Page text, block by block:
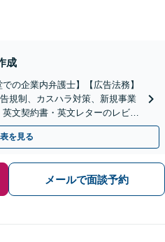
成
の企業内弁護士】【広告法務】
規制、カスハラ対策、新規事業
文契約書・英文レターのレビュ
を見る
メールで面談予約